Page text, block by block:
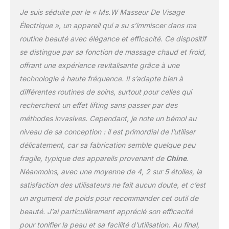
peut rapidement
calme et réparer la peau.
Apaise la tension et
l'acné, raffermit et élimine
les rides, rétrécit les
augmente le lustre et
l'élasticité de la peau.
Convient pour le cou et
d'autres parties
appropriées du visage.
Pour améliorer
efficacement la relaxation
et le vieillissement, il faut
s'en tenir à l'utilisation.
[Commutation
modes] le massage facial
et Cervical de la machine
de serrage par vibration à
Je suis séduite par le « Ms.W Masseur De Visage
Électrique », un appareil qui a su s’immiscer dans ma
routine beauté avec élégance et efficacité. Ce dispositif
se distingue par sa fonction de massage chaud et froid,
offrant une expérience revitalisante grâce à une
technologie à haute fréquence. Il s’adapte bien à
différentes routines de soins, surtout pour celles qui
recherchent un effet lifting sans passer par des
méthodes invasives. Cependant, je note un bémol au
niveau de sa conception : il est primordial de l’utiliser
délicatement, car sa fabrication semble quelque peu
fragile, typique des appareils provenant de Chine.
Néanmoins, avec une moyenne de 4, 2 sur 5 étoiles, la
satisfaction des utilisateurs ne fait aucun doute, et c’est
un argument de poids pour recommander cet outil de
beauté. J’ai particulièrement apprécié son efficacité
pour tonifier la peau et sa facilité d’utilisation. Au final,